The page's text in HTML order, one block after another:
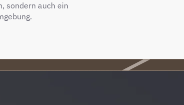
sondern auch ein